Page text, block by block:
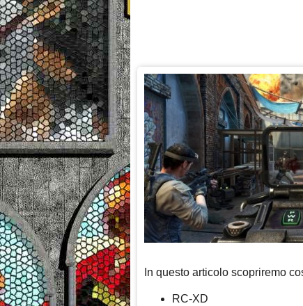
In questo articolo scopriremo
RC-XD